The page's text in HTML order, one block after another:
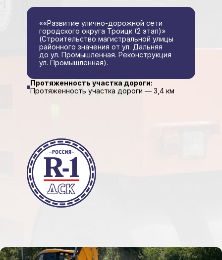
««Развитие улично-дорожной сети
городского округа Троицк (2 этап)»
(Строительство магистральной улицы
районного значения от ул. Дальняя
до ул. Промышленная. Реконструкция
ул. Промышленная).
Протяженность участка дороги:
Протяженность участка дороги — 3,4 км